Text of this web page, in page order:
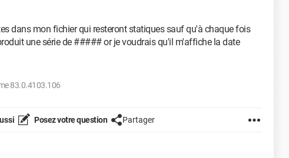
dans mon fichier qui resteront statiques sauf qu'à chaque fois
une série de ##### or je voudrais qu'il m'affiche la date
83.0.4103.106
Posez votre question Partager